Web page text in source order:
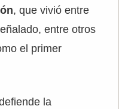
, que vivió entre
entre otros
el primer
la